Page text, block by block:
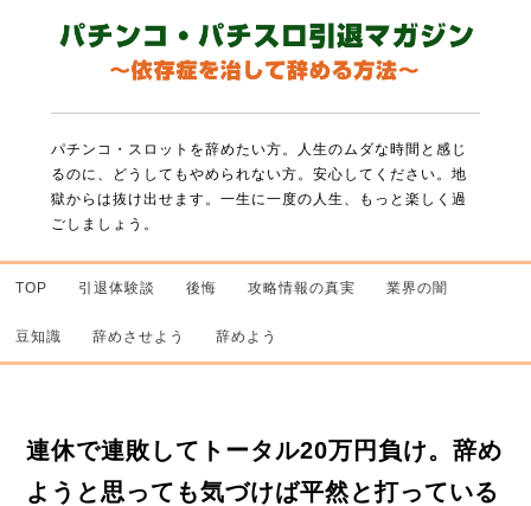
パチンコ・スロットを辞めたい方。人生のムダな時間と感じ
るのに、どうしてもやめられない方。 安心してください。地
獄からは抜け出せます。一生に一度の人生、もっと楽しく過
ごしましょう。
TOP 引退体験談 後悔 攻略情報の真実 業界の闇
豆知識 辞めさせよう 辞めよう
連休で連敗してトータル20万円負け。辞め
ようと思っても気づけば平然と打っている